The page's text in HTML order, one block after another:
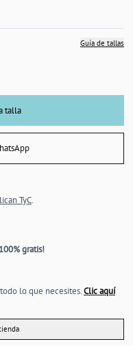
Guía de tallas
talla
TyC.
gratis!
lo que necesites.Clic aquí